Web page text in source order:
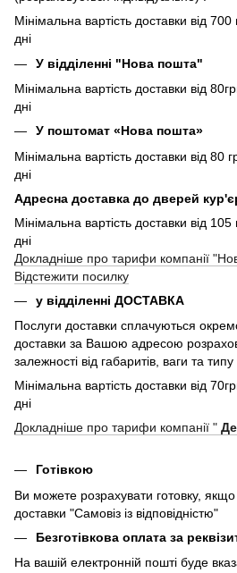
Мінімальна вартість доставки від
дні
У відділенні "Нова пошта"
Мінімальна вартість доставки від
дні
У поштомат «Нова пошта»
Мінімальна вартість доставки від 80
дні
Адресна доставка до дверей
Мінімальна вартість доставки від
дні
Докладніше про тарифи компанії
Відстежити посилку
у відділенні ДОСТАВКА
Послуги доставки сплачуються
доставки за Вашою адресою
залежності від габаритів, ваги та
Мінімальна вартість доставки від
дні
Докладніше про тарифи компанії "
Готівкою
Ви можете розрахувати готовку,
доставки "Самовіз із відповідністю"
Безготівкова оплата за
На вашій електронній пошті буде